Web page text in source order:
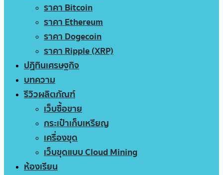
ราคา Bitcoin
ราคา Ethereum
ราคา Dogecoin
ราคา Ripple (XRP)
ปฏิทินเศรษฐกิจ
บทความ
รีวิวผลิตภัณฑ์
เว็บซื้อขาย
กระเป๋าเก็บเหรียญ
เครื่องขุด
เว็บขุดแบบ Cloud Mining
ห้องเรียน